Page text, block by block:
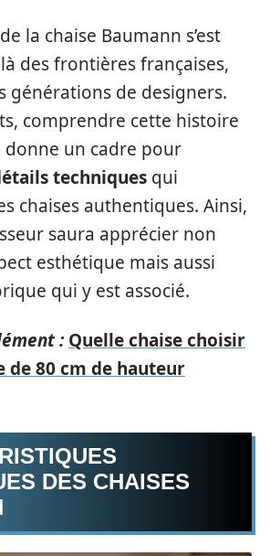
la chaise Baumann s’est
des frontières françaises,
générations de designers.
comprendre cette histoire
donne un cadre pour
techniques qui
chaises authentiques. Ainsi,
saura apprécier non
esthétique mais aussi
qui y est associé.
: Quelle chaise choisir
de 80 cm de hauteur
DES CHAISES